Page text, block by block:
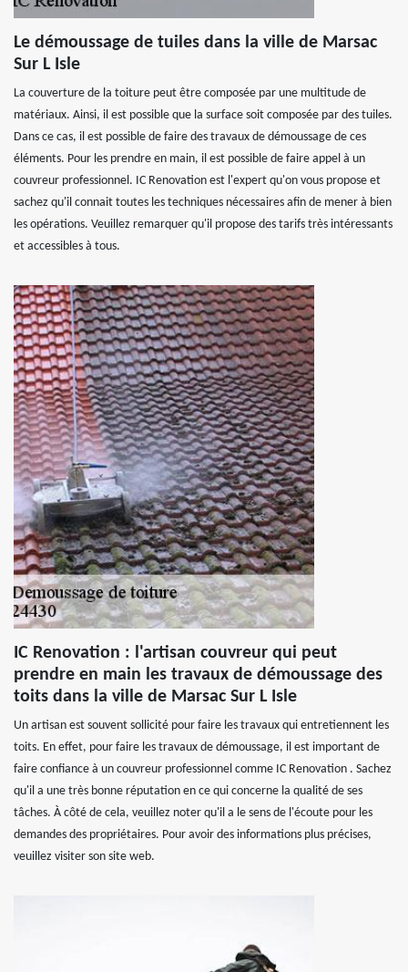
Le démoussage de tuiles dans la ville de Marsac
Sur L Isle
La couverture de la toiture peut être composée par une multitude de
matériaux. Ainsi, il est possible que la surface soit composée par des tuiles.
Dans ce cas, il est possible de faire des travaux de démoussage de ces
éléments. Pour les prendre en main, il est possible de faire appel à un
couvreur professionnel. IC Renovation est l'expert qu'on vous propose et
sachez qu'il connait toutes les techniques nécessaires afin de mener à bien
les opérations. Veuillez remarquer qu'il propose des tarifs très intéressants
et accessibles à tous.
IC Renovation : l'artisan couvreur qui peut
prendre en main les travaux de démoussage des
toits dans la ville de Marsac Sur L Isle
Un artisan est souvent sollicité pour faire les travaux qui entretiennent les
toits. En effet, pour faire les travaux de démoussage, il est important de
faire confiance à un couvreur professionnel comme IC Renovation . Sachez
qu'il a une très bonne réputation en ce qui concerne la qualité de ses
tâches. À côté de cela, veuillez noter qu'il a le sens de l'écoute pour les
demandes des propriétaires. Pour avoir des informations plus précises,
veuillez visiter son site web.